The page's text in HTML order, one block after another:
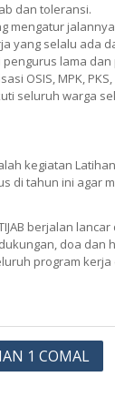
dan toleransi.
mengatur
selalu ada
lama dan
OSIS, MPK,
seluruh warga
kegiatan
di tahun ini
berjalan
doa
program
1 COMAL